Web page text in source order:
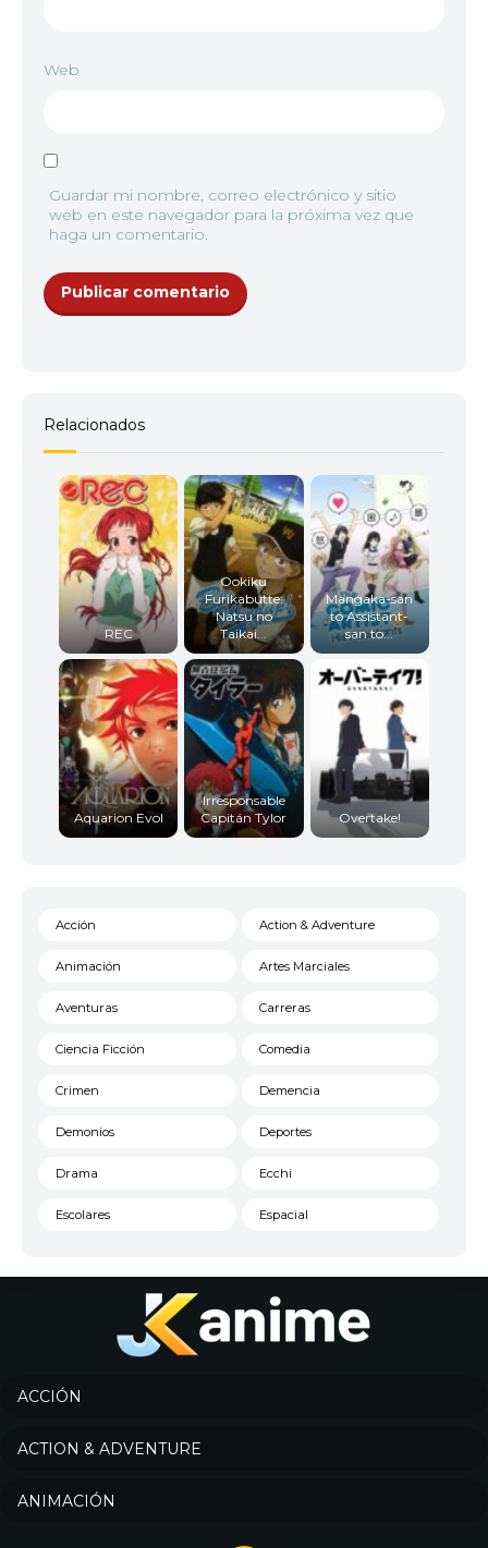
Web
Guardar mi nombre, correo electrónico y sitio
web en este navegador para la próxima vez que
haga un comentario.
Relacionados
REC
Ookiku
Furikabutte:
Natsu no
Taikai...
Mangaka-san
to Assistant-
san to...
Aquarion Evol
Irresponsable
Capitán Tylor
Overtake!
Acción Action & Adventure
Animación Artes Marciales
Aventuras Carreras
Ciencia Ficción Comedia
Crimen Demencia
Demonios Deportes
Drama Ecchi
Escolares Espacial
Historico
Josei
Música
ACCIÓN
ACTION & ADVENTURE
ANIMACIÓN